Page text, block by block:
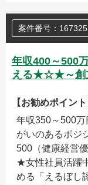
案件番号：
年収400～500
える★☆★～創
【お勧めポイント
年収350～500
がいのあるポジ
500（健康経営
★女性社員活躍
める「えるぼし